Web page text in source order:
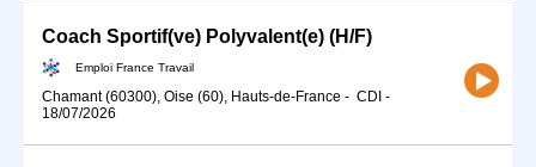
Coach Sportif(ve) Polyvalent(e) (H/F)
Emploi France Travail
Chamant (60300), Oise (60), Hauts-de-France - CDI -
18/07/2026